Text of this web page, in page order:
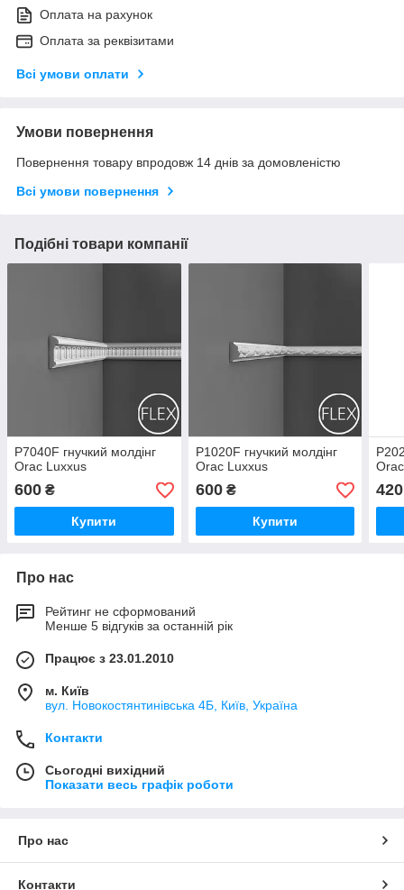
Оплата на рахунок
Оплата за реквізитами
Всі умови оплати
Умови повернення
Повернення товару впродовж 14 днів за домовленістю
Всі умови повернення
Подібні товари компанії
P7040F гнучкий молдінг
Orac Luxxus
600 ₴
Купити
P1020F гнучкий молдінг
Orac Luxxus
600₴
Купити
420
Про нас
Рейтинг не сформований
Менше 5 відгуків за останній рік
Працює з 23.01.2010
м. Київ
вул. Новокостянтинівська 4Б, Київ, Україна
Контакти
Сьогодні вихідний
Показати весь графік роботи
Про нас
Контакти